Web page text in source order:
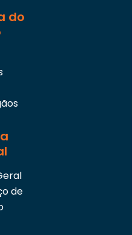
que inviabilizem o
de Saúde e Segurança
– Semad;
os dossiês dos servidores;
com a natureza
Pessoas.
do
de